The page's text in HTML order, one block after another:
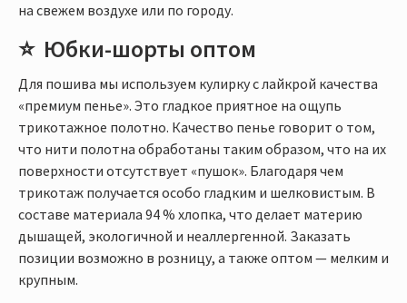
на свежем воздухе или по городу.
Юбки-шорты оптом
Для пошива мы используем кулирку с лайкрой качества
«премиум пенье». Это гладкое приятное на ощупь
трикотажное полотно. Качество пенье говорит о том,
что нити полотна обработаны таким образом, что на их
поверхности отсутствует «пушок». Благодаря чем
трикотаж получается особо гладким и шелковистым. В
составе материала 94 % хлопка, что делает материю
дышащей, экологичной и неаллергенной. Заказать
позиции возможно в розницу, а также оптом — мелким и
крупным.